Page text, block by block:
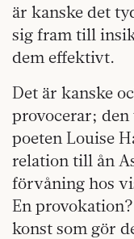
är kanske det
sig fram till
dem effektivt.
Det är kanske
provocerar;
poeten Louise
relation till ån
förvåning hos
En
konst som gör